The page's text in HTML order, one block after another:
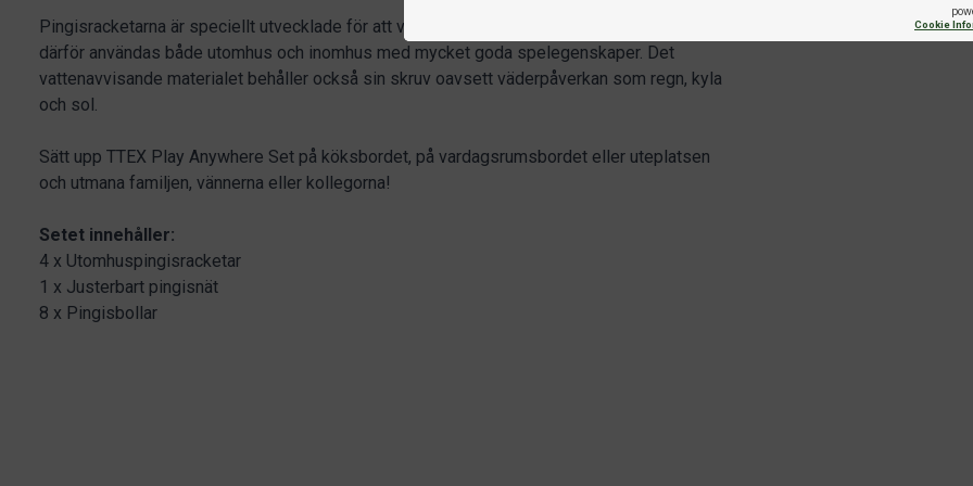
Cookie
Pingisracketarna är speciellt utvecklade för att vara både väder- och stöttåliga och kan
därför användas både utomhus och inomhus med mycket goda spelegenskaper. Det
vattenavvisande materialet behåller också sin skruv oavsett väderpåverkan som regn, kyla
och sol.
Sätt upp TTEX Play Anywhere Set på köksbordet, på vardagsrumsbordet eller uteplatsen
och utmana familjen, vännerna eller kollegorna!
Setet innehåller:
4 x Utomhuspingisracketar
1 x Justerbart pingisnät
8 x Pingisbollar